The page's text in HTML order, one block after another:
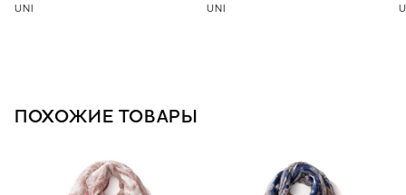
UNI UNI
ПОХОЖИЕ ТОВАРЫ